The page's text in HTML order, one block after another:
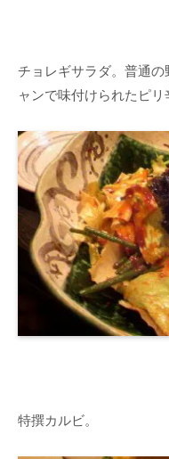
チョレギサラダ。普通
ャンで味付けられたピリ
特撰カルビ。